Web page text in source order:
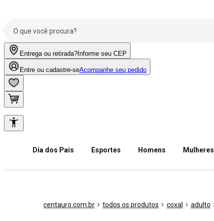
Entrega ou retirada? Informe seu CEP
Entre ou cadastre-seAcompanhe seu pedido
Dia dos Pais Esportes Homens Mulheres
centauro.com.br todos os produtos coxal adulto